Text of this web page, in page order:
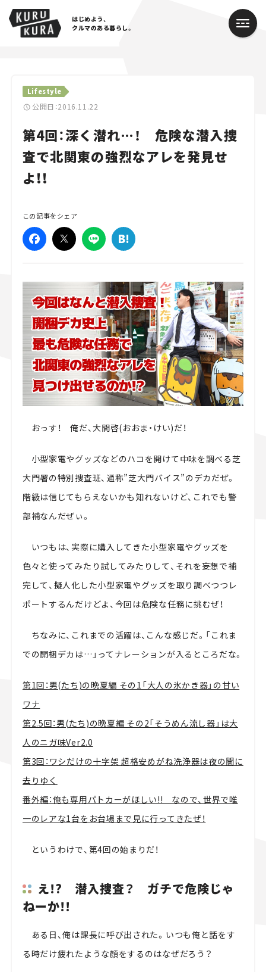
はじめよう、
クルマのある暮らし。
Lifestyle
公開日：2016.11.22
第4回：深く潜れ…！ 危険な潜入捜
査で北関東の強烈なアレを発見せ
よ!!
この記事をシェア
おっす！ 俺だ、大間啓(おおま・けい)だ！
小型家電やグッズなどのハコを開けて中味を調べる芝
大門署の特別捜査班、通称”芝大門バイス”のデカだぜ。
階級は信じてもらえないかも知れないけど、これでも警
部補なんだぜぃ。
いつもは、実際に購入してきた小型家電やグッズを
色々と使ってみたり試してみたりして、それを妄想で補
完して、擬人化した小型家電やグッズを取り調べつつレ
ポートするんだけどよ、今回は危険な任務に挑むぜ！
ちなみに、これまでの活躍は、こんな感じだ。「これま
での開梱デカは…」ってナレーションが入るところだな。
第1回：男(たち)の晩夏編 その1「大人の氷かき器」の甘い
ワナ
第2.5回：男(たち)の晩夏編 その2「そうめん流し器」は大
人のニガ味Ver2.0
第3回：ワシだけの十字架 超格安めがね洗浄器は夜の闇に
去りゆく
番外編：俺も専用パトカーがほしい!! なので、世界で唯
一のレアな1台をお台場まで見に行ってきたぜ！
というわけで、第4回の始まりだ！
え!? 潜入捜査？ ガチで危険じゃ
ねーか!!
ある日、俺は課長に呼び出された。いつも俺と話をす
る時だけ疲れたような顔をするのはなぜだろう？
Cars
Lifestyle
Traffic
Series
Campaign
スズキ ジムニー｜Suzuki Jimny
スズキ｜Suzuki
マツダ｜Mazda
マツダ ロードスター｜Mazda Roadster